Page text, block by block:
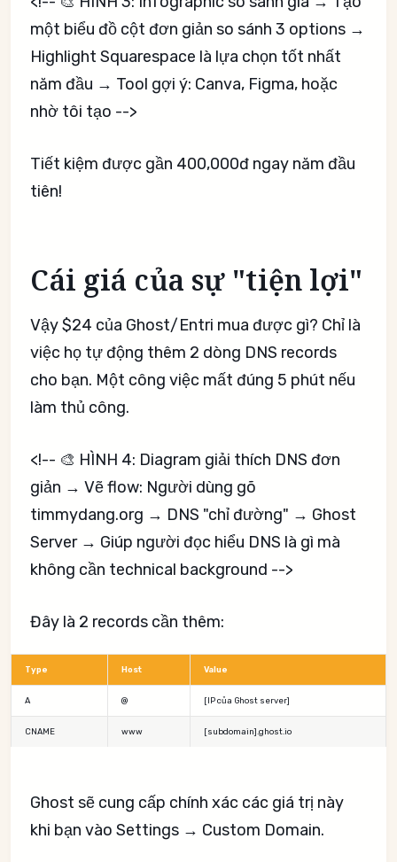
một biểu đồ cột đơn giản so sánh 3 options →
Highlight Squarespace là lựa chọn tốt nhất
năm đầu → Tool gợi ý: Canva, Figma, hoặc
nhờ tôi tạo -->
Tiết kiệm được gần 400,000đ ngay năm đầu
tiên!
Cái giá của sự "tiện lợi"
Vậy $24 của Ghost/Entri mua được gì? Chỉ là
việc họ tự động thêm 2 dòng DNS records
cho bạn. Một công việc mất đúng 5 phút nếu
làm thủ công.
<!-- 🎨 HÌNH 4: Diagram giải thích DNS đơn
giản → Vẽ flow: Người dùng gõ
timmydang.org → DNS "chỉ đường" → Ghost
Server → Giúp người đọc hiểu DNS là gì mà
không cần technical background -->
Đây là 2 records cần thêm:
Type Host Value
A @ [IP của Ghost server]
CNAME www [subdomain].ghost.io
Ghost sẽ cung cấp chính xác các giá trị này
khi bạn vào Settings → Custom Domain.